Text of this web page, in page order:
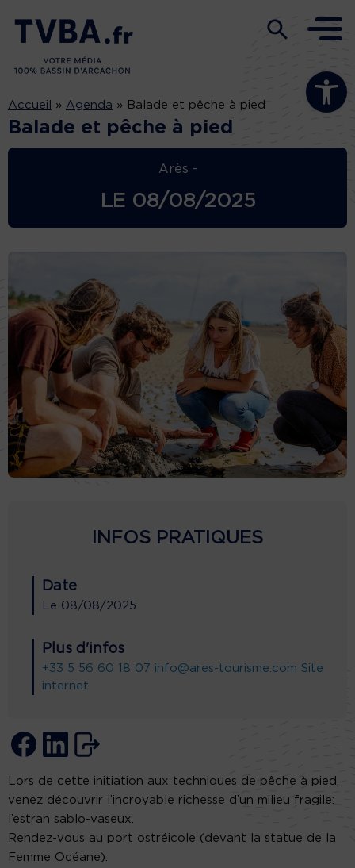
Ouvrir la
Accueil » Agenda » Balade et pêche à pied
Balade et pêche à pied
Arès -
LE 08/08/2025
INFOS PRATIQUES
Date
Le 08/08/2025
Plus d'infos
+33 5 56 60 18 07 info@ares-tourisme.com Site
internet
Lors de cette initiation aux techniques de pêche à pied,
venez découvrir l’incroyable richesse d’un milieu fragile:
l’estran sablo-vaseux.
Rendez-vous au port ostréicole (devant la statue de la
Femme Océane).